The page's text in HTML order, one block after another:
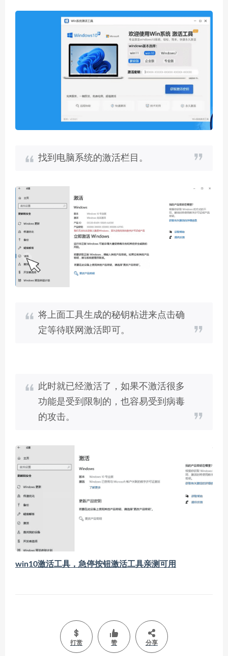
找到电脑系统的激活栏目。
将上面工具生成的秘钥粘进来点击确
定等待联网激活即可。
此时就已经激活了，如果不激活很多
功能是受到限制的，也容易受到病毒
的攻击。
win10激活工具，急停按钮激活工具亲测可用
打赏 赞 分享